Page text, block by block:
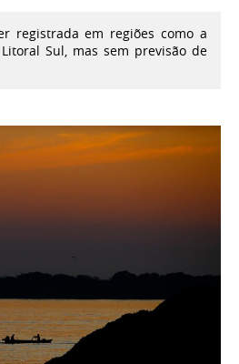
registrada em regiões como a
Sul, mas sem previsão de